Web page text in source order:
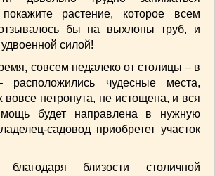
(1)
растение, которое всем
бы на выхлопы труб, и
удвоенной силой!
совсем недалеко от столицы – в
расположились чудесные места,
вовсе нетронута, не истощена, и вся
будет направлена в нужную
садовод приобретет участок
близости столичной